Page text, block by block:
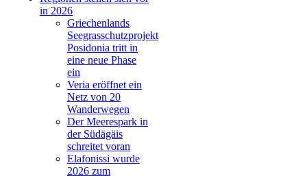
in 2026
Griechenlands
Seegrasschutzprojekt
Posidonia tritt in
eine neue Phase
ein
Veria eröffnet ein
Netz von 20
Wanderwegen
Der Meerespark in
der Südägäis
schreitet voran
Elafonissi wurde
2026 zum